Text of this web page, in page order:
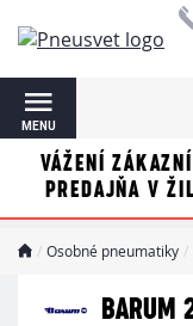
MENU
VÁŽENÍ
PREDAJŇA V
Osobné pneumatiky
BARUM